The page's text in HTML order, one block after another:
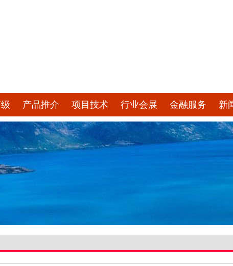
产品推介 项目技术 行业会展 金融服务 新